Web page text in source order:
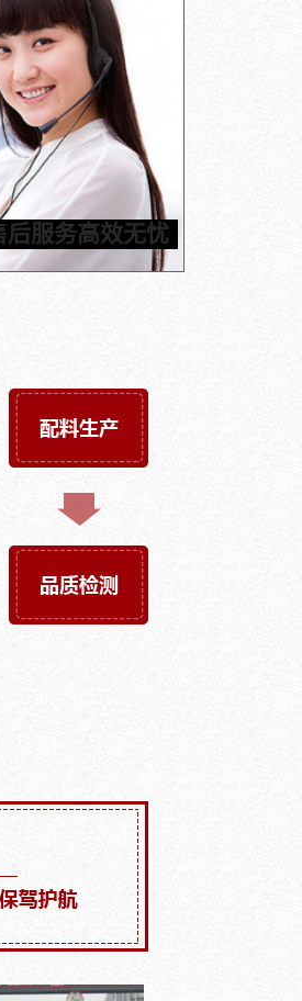
后服务高效无忧
需提供加工件图纸，信
按照工期执行，让您轻
标准化售后服务体系，一
为您解决后顾之忧。